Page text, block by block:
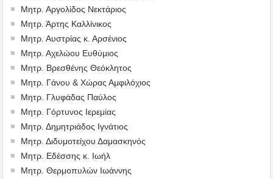
Μητρ. Αργολίδος Νεκτάριος
Μητρ. Άρτης Καλλίνικος
Μητρ. Αυστρίας κ. Αρσένιος
Μητρ. Αχελώου Ευθύμιος
Μητρ. Βρεσθένης Θεόκλητος
Μητρ. Γάνου & Χώρας Αμφιλόχιος
Μητρ. Γλυφάδας Παύλος
Μητρ. Γόρτυνος Ιερεμίας
Μητρ. Δημητριάδος Ιγνάτιος
Μητρ. Διδυμοτείχου Δαμασκηνός
Μητρ. Εδέσσης κ. Ιωήλ
Μητρ. Θερμοπυλών Ιωάννης